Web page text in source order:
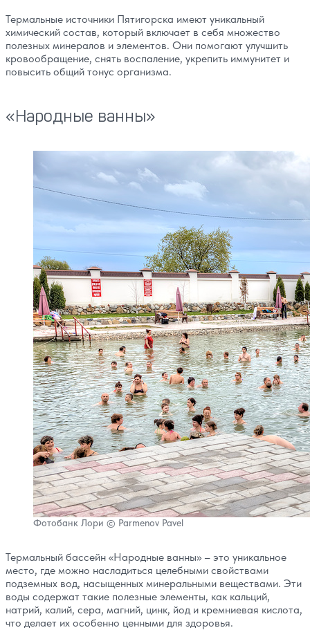
Термальные источники Пятигорска имеют уникальный
химический состав, который включает в себя множество
полезных минералов и элементов. Они помогают улучшить
кровообращение, снять воспаление, укрепить иммунитет и
повысить общий тонус организма.
«Народные ванны»
Фотобанк Лори © Parmenov Pavel
Термальный бассейн «Народные ванны» – это уникальное
место, где можно насладиться целебными свойствами
подземных вод, насыщенных минеральными веществами. Эти
воды содержат такие полезные элементы, как кальций,
натрий, калий, сера, магний, цинк, йод и кремниевая кислота,
что делает их особенно ценными для здоровья.